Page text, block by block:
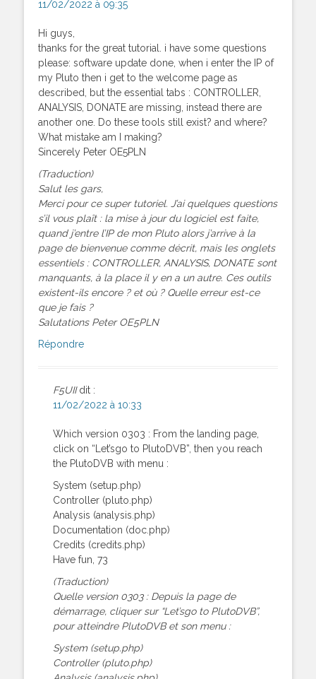
11/02/2022 à 09:35
Hi guys,
thanks for the great tutorial. i have some questions
please: software update done, when i enter the IP of
my Pluto then i get to the welcome page as
described, but the essential tabs : CONTROLLER,
ANALYSIS, DONATE are missing, instead there are
another one. Do these tools still exist? and where?
What mistake am I making?
Sincerely Peter OE5PLN
(Traduction)
Salut les gars,
Merci pour ce super tutoriel. J’ai quelques questions
s’il vous plaît : la mise à jour du logiciel est faite,
quand j’entre l’IP de mon Pluto alors j’arrive à la
page de bienvenue comme décrit, mais les onglets
essentiels : CONTROLLER, ANALYSIS, DONATE sont
manquants, à la place il y en a un autre. Ces outils
existent-ils encore ? et où ? Quelle erreur est-ce
que je fais ?
Salutations Peter OE5PLN
Répondre
F5UII dit :
11/02/2022 à 10:33
Which version 0303 : From the landing page,
click on “Let’sgo to PlutoDVB”, then you reach
the PlutoDVB with menu :
System (setup.php)
Controller (pluto.php)
Analysis (analysis.php)
Documentation (doc.php)
Credits (credits.php)
Have fun, 73
(Traduction)
Quelle version 0303 : Depuis la page de
démarrage, cliquer sur “Let’sgo to PlutoDVB”,
pour atteindre PlutoDVB et son menu :
System (setup.php)
Controller (pluto.php)